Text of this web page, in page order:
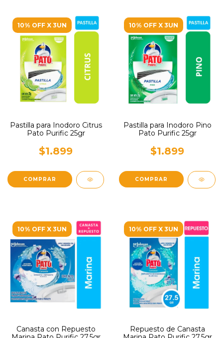
10% OFF X 3UN
Pastilla para Inodoro Citrus
Pato Purific 25gr
$1.899
10% OFF X 3UN
Pastilla para Inodoro Pino
Pato Purific 25gr
$1.899
10% OFF X 3UN
Canasta con Repuesto
10% OFF X 3UN
Repuesto de Canasta